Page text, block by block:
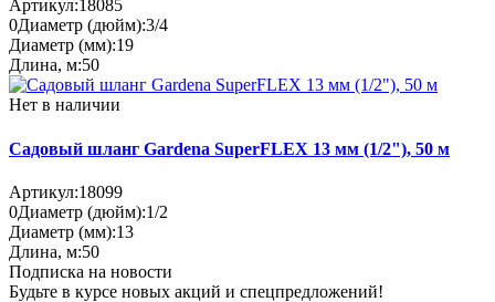
Артикул:18085
0Диаметр (дюйм):3/4
Диаметр (мм):19
Длина, м:50
Нет в наличии
Садовый шланг Gardena SuperFLEX 13 мм (1/2"), 50 м
Артикул:18099
0Диаметр (дюйм):1/2
Диаметр (мм):13
Длина, м:50
Подписка на новости
Будьте в курсе новых акций и спецпредложений!